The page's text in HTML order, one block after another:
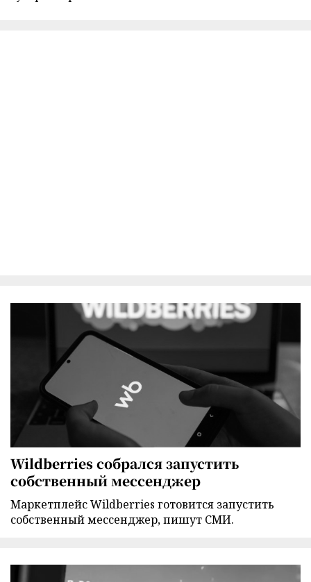
Wildberries собрался запустить
собственный мессенджер
Маркетплейс Wildberries готовится запустить
собственный мессенджер, пишут СМИ.